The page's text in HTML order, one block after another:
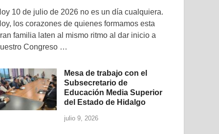
10 de julio de 2026 no es un día cualquiera.
los corazones de quienes formamos esta
familia laten al mismo ritmo al dar inicio a
Congreso …
Mesa de trabajo con el
Subsecretario de
Educación Media Superior
del Estado de Hidalgo
julio 9, 2026